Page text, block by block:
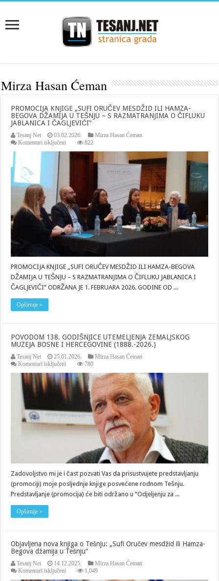
Mirza Hasan Ćeman
PROMOCIJA KNJIGE „SUFI ORUČEV MESDŽID ILI HAMZA-
BEGOVA DŽAMIJA U TEŠNJU – S RAZMATRANJIMA O ČIFLUKU
JABLANICA I ČAGLJEVIĆI”
Tesanj Net 03.02.2026.
Mirza Hasan Ćeman
Komentari isključeni
KNJIGE
ILI
HAMZA-
BEGOVA
DŽAMIJA
U
TEŠNJU
–
S
RAZMATRANJIMA
JABLANICA
822
PROMOCIJA KNJIGE „SUFI ORUČEV MESDŽID ILI HAMZA-BEGOVA
DŽAMIJA U TEŠNJU – S RAZMATRANJIMA O ČIFLUKU JABLANICA I
ČAGLJEVIĆI” ODRŽANA JE 1. FEBRUARA 2026. GODINE OD ...
Opširnije »
POVODOM 138. GODIŠNJICE UTEMELJENJA ZEMALJSKOG
MUZEJA BOSNE I HERCEGOVINE (1888.-2026.)
Tesanj Net 25.01.2026.
Mirza Hasan Ćeman
Komentari isključeni
138.
GODIŠNJICE
UTEMELJENJA
ZEMALJSKOG
BOSNE
I
HERCEGOVINE
780
Zadovoljstvo mi je i čast pozvati Vas da prisustvujete predstavljanju
(promociji) moje posljednje knjige posvećene rodnom Tešnju.
Predstavljanje (promocija) će biti održano u “Odjeljenju za ...
Opširnije »
Objavljena nova knjiga o Tešnju: „Sufi Oručev mesdžid ili Hamza-
Begova džamija u Tešnju“
Tesanj Net 14.12.2025.
Mirza Hasan Ćeman
Komentari isključeni
1,049